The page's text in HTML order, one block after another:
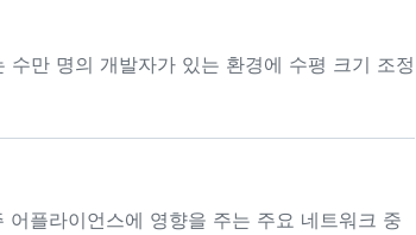
만 명의 개발자가 있는 환경에 수평 크기 조정
플라이언스에 영향을 주는 주요 네트워크 중